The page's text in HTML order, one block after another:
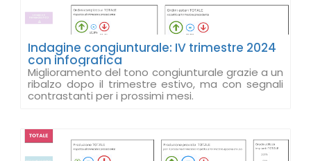
Indagine congiunturale: IV trimestre 2024
con infografica
Miglioramento del tono congiunturale grazie a un
ribalzo dopo il trimestre estivo, ma con segnali
contrastanti per i prossimi mesi.